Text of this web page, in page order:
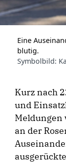
Eine
blutig.
Symbolbild:
Kurz nach
und
Meldungen
an der